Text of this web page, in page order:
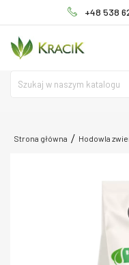
+48 538
Strona główna Hodowla